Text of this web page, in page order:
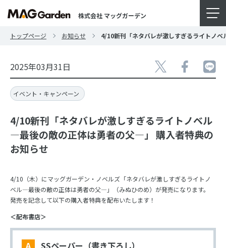
株式会社 マッグガーデン
トップページ お知らせ 4/10新刊「ネタバレが激しすぎるライトノ
2025年03月31日
イベント・キャンペーン
4/10新刊「ネタバレが激しすぎるライトノベル
―最後の敵の正体は勇者の父―」 購入者特典の
お知らせ
4/10（木）にマッグガーデン・ノベルズ「ネタバレが激しすぎるライトノ
ベル―最後の敵の正体は勇者の父―」（みぬひのめ）が発売になります。
発売を記念して以下の購入者特典を配布いたします！
＜配布書店＞
A SSペーパー（書き下ろし）